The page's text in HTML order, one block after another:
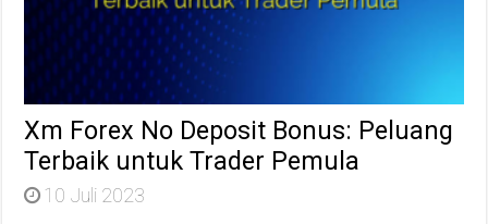
Xm Forex No Deposit Bonus: Peluang
Terbaik untuk Trader Pemula
10 Juli 2023